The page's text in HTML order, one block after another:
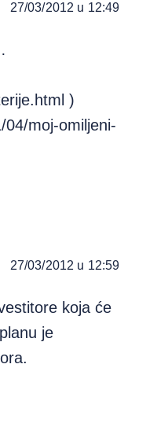
27/03/2012 u 12:49
)
04/moj-omiljeni-
27/03/2012 u 12:59
koja će
je